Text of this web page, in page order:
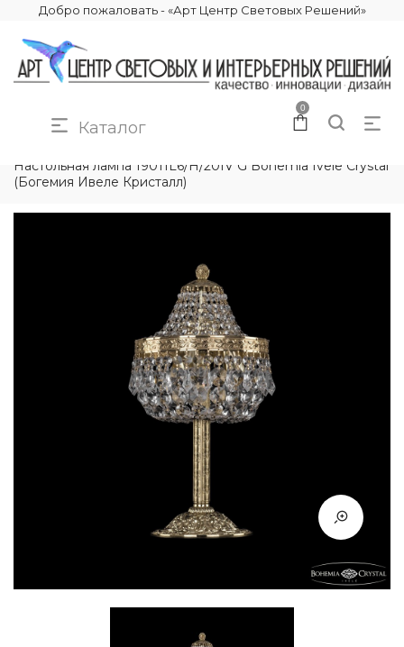
Добро пожаловать - «Арт Центр Световых Решений»
Каталог
0
Настольная лампа 19011L6/H/20IV G Bohemia Ivele Crystal
(Богемия Ивеле Кристалл)